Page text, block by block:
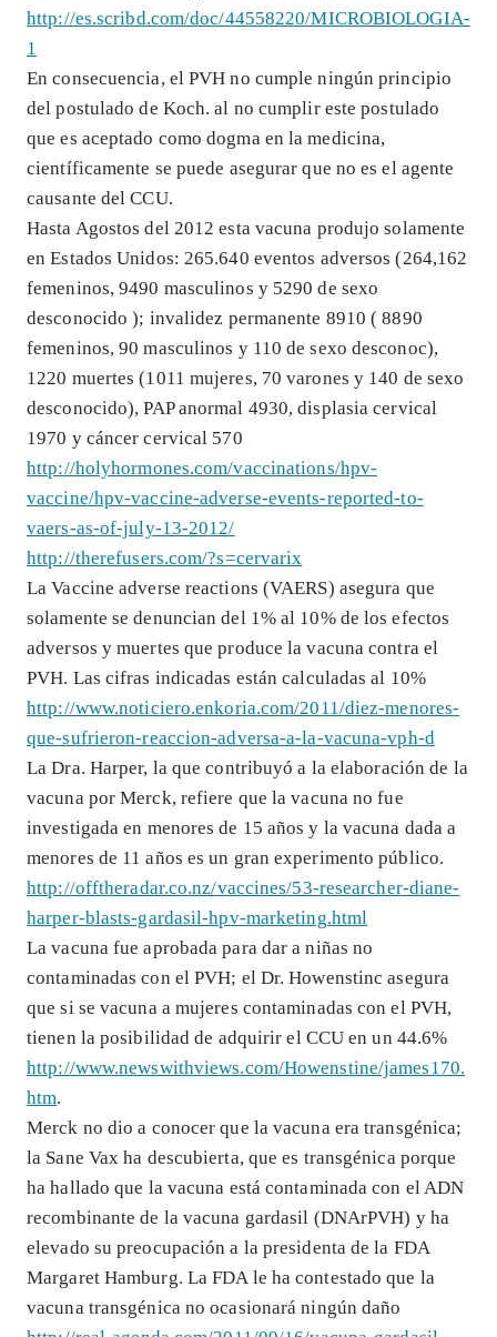
http://es.scribd.com/doc/44558220/MICROBIOLOGIA-
1
En consecuencia, el PVH no cumple ningún principio
del postulado de Koch. al no cumplir este postulado
que es aceptado como dogma en la medicina,
científicamente se puede asegurar que no es el agente
causante del CCU.
Hasta Agostos del 2012 esta vacuna produjo solamente
en Estados Unidos: 265.640 eventos adversos (264,162
femeninos, 9490 masculinos y 5290 de sexo
desconocido ); invalidez permanente 8910 ( 8890
femeninos, 90 masculinos y 110 de sexo desconoc),
1220 muertes (1011 mujeres, 70 varones y 140 de sexo
desconocido), PAP anormal 4930, displasia cervical
1970 y cáncer cervical 570
http://holyhormones.com/vaccinations/hpv-
vaccine/hpv-vaccine-adverse-events-reported-to-
vaers-as-of-july-13-2012/
http://therefusers.com/?s=cervarix
La Vaccine adverse reactions (VAERS) asegura que
solamente se denuncian del 1% al 10% de los efectos
adversos y muertes que produce la vacuna contra el
PVH. Las cifras indicadas están calculadas al 10%
http://www.noticiero.enkoria.com/2011/diez-menores-
que-sufrieron-reaccion-adversa-a-la-vacuna-vph-d
La Dra. Harper, la que contribuyó a la elaboración de la
vacuna por Merck, refiere que la vacuna no fue
investigada en menores de 15 años y la vacuna dada a
menores de 11 años es un gran experimento público.
http://offtheradar.co.nz/vaccines/53-researcher-diane-
harper-blasts-gardasil-hpv-marketing.html
La vacuna fue aprobada para dar a niñas no
contaminadas con el PVH; el Dr. Howenstinc asegura
que si se vacuna a mujeres contaminadas con el PVH,
tienen la posibilidad de adquirir el CCU en un 44.6%
http://www.newswithviews.com/Howenstine/james170.
htm.
Merck no dio a conocer que la vacuna era transgénica;
la Sane Vax ha descubierta, que es transgénica porque
ha hallado que la vacuna está contaminada con el ADN
recombinante de la vacuna gardasil (DNArPVH) y ha
elevado su preocupación a la presidenta de la FDA
Margaret Hamburg. La FDA le ha contestado que la
vacuna transgénica no ocasionará ningún daño